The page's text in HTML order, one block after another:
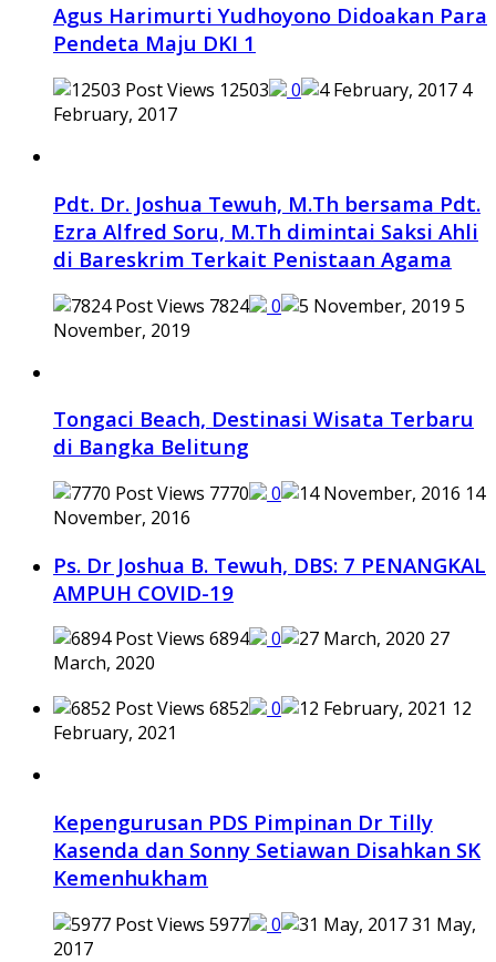
Agus Harimurti Yudhoyono Didoakan Para
Pendeta Maju DKI 1
12503 0
4
February, 2017
Pdt. Dr. Joshua Tewuh, M.Th bersama Pdt.
Ezra Alfred Soru, M.Th dimintai Saksi Ahli
di Bareskrim Terkait Penistaan Agama
7824 0
5
November, 2019
Tongaci Beach, Destinasi Wisata Terbaru
di Bangka Belitung
7770 0
14
November, 2016
Ps. Dr Joshua B. Tewuh, DBS: 7 PENANGKAL
AMPUH COVID-19
6894 0
27
March, 2020
6852
0
12
February, 2021
Kepengurusan PDS Pimpinan Dr Tilly
Kasenda dan Sonny Setiawan Disahkan SK
Kemenhukham
5977 0
31 May,
2017